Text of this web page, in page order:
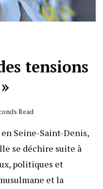
tensions
Read
Seine-Saint-Denis,
se déchire suite à
politiques et
et la